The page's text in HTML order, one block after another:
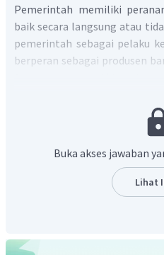
Pemerintah memiliki
baik secara langsung atau
pemerintah sebagai pelaku
berperan sebagai produsen
perekonomian agar negara
Peran pemerintah dalam
yang menggunakan
jasa, dalam penyelenggara
Buka akses jawaban
Lihat